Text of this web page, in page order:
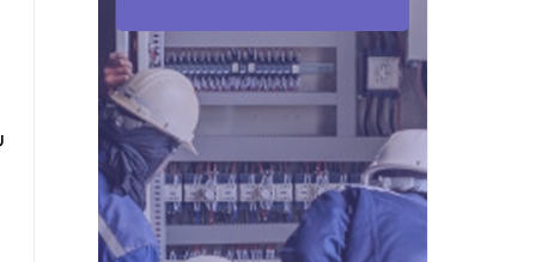
ABB MS116-4,0
(2.5-4) הגנת מנוע
טרמו מגנטי
002810095
ABB S201M-C 16
10KA מא"ז חד
קוטבי
002321366